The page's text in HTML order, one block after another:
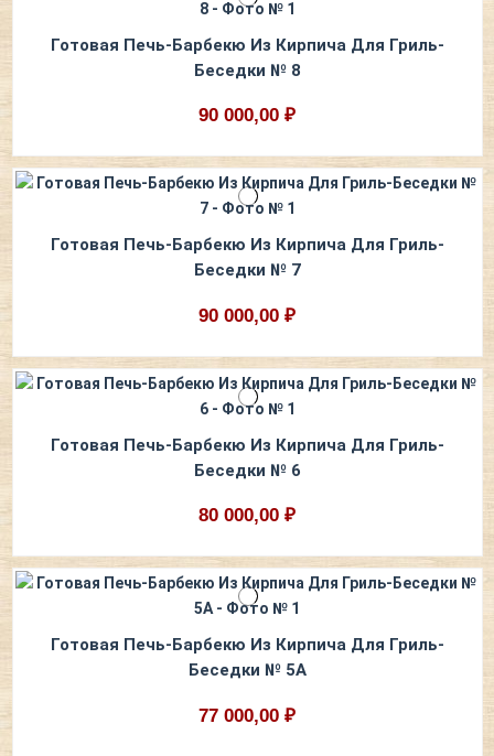
Готовая Печь-Барбекю Из Кирпича Для Гриль-
Беседки № 8
90 000,00 ₽
Готовая Печь-Барбекю Из Кирпича Для Гриль-
Беседки № 7
90 000,00 ₽
Готовая Печь-Барбекю Из Кирпича Для Гриль-
Беседки № 6
80 000,00 ₽
Готовая Печь-Барбекю Из Кирпича Для Гриль-
Беседки № 5А
77 000,00 ₽